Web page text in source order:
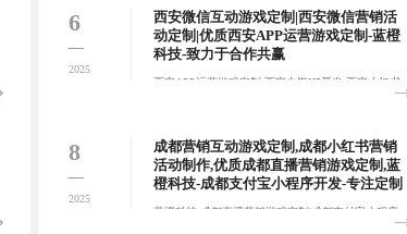
平台应用场景的企业，提供多样化、全方位的解决方
案，满足各种业务需求。:
6
2025
西安微信互动游戏定制|西安微信营销活
动定制|优质西安APP运营游戏定制-蓝橙
科技-致力于合作共赢
西安APP运营游戏定制,西安内嵌H5开发,西安小红书
8
2025
成都营销互动游戏定制,成都小红书营销
活动制作,优质成都直播营销游戏定制,蓝
橙科技-成都支付宝小程序开发-专注定制
蓝橙科技-成都直播营销游戏定制|成都支付宝小程序